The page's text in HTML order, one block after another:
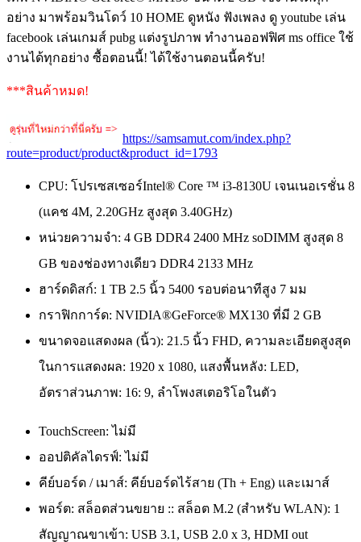
อย่าง มาพร้อมวินโดว์ 10 HOME ดูหนัง ฟังเพลง ดู youtube เล่น
facebook เล่นเกมส์ pubg แต่งรูปภาพ ทำงานออฟฟิศ ms office ใช้
งานได้ทุกอย่าง ซื้อตอนนี้! ได้ใช้งานตอนนี้ครับ!
***สินค้าหมด!
https://samsamut.com/index.php?
route=product/product&product_id=1793
CPU: โปรเซสเซอร์Intel® Core ™ i3-8130U เจนเนอเรชั่น 8
(แคช 4M, 2.20GHz สูงสุด 3.40GHz)
หน่วยความจำ: 4 GB DDR4 2400 MHz soDIMM สูงสุด 8
GB ของช่องทางเดียว DDR4 2133 MHz
ฮาร์ดดิสก์: 1 TB 2.5 นิ้ว 5400 รอบต่อนาทีสูง 7 มม
กราฟิกการ์ด: NVIDIA®GeForce® MX130 ที่มี 2 GB
ขนาดจอแสดงผล (นิ้ว): 21.5 นิ้ว FHD, ความละเอียดสูงสุด
ในการแสดงผล: 1920 x 1080, แสงพื้นหลัง: LED,
อัตราส่วนภาพ: 16: 9, ลำโพงสเตอริโอในตัว
TouchScreen: ไม่มี
ออปติคัลไดรฟ์: ไม่มี
คีย์บอร์ด / เมาส์: คีย์บอร์ดไร้สาย (Th + Eng) และเมาส์
พอร์ต: สล็อตส่วนขยาย :: สล็อต M.2 (สำหรับ WLAN): 1
สัญญาณขาเข้า: USB 3.1, USB 2.0 x 3, HDMI out